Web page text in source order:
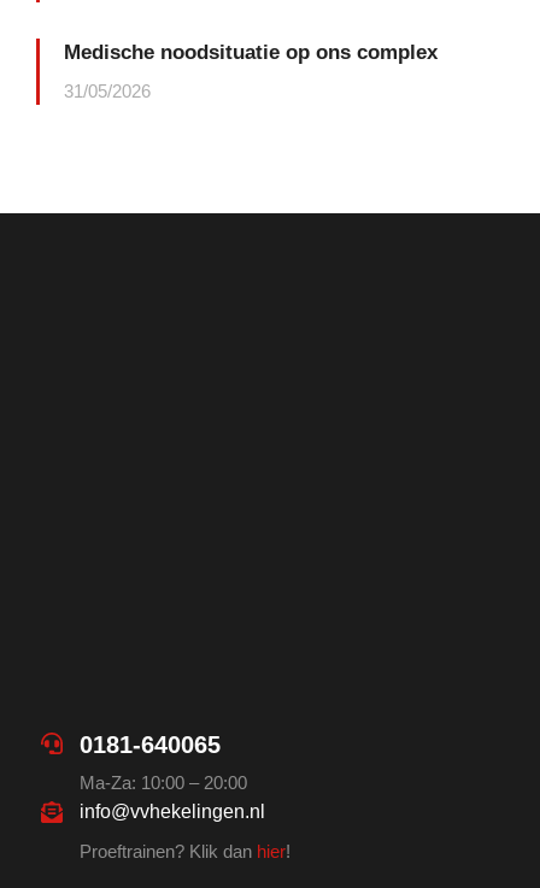
Medische noodsituatie op ons complex
31/05/2026
0181-640065
Ma-Za: 10:00 – 20:00
info@vvhekelingen.nl
Proeftrainen? Klik dan hier!